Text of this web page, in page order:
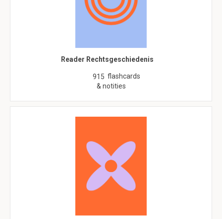
Reader Rechtsgeschiedenis
915 flashcards
& notities